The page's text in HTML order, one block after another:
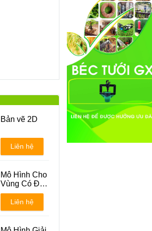
Bản vẽ 2D
Liên hệ
Mô Hình Cho
Vùng Có Địa
Hình Đồi Núi
Liên hệ